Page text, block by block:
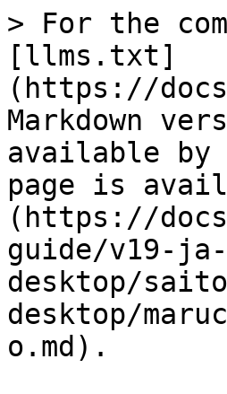
> For the
[llms.txt]
(https://
Markdown
available by
page is
(https://
guide/v19-
desktop/
desktop/
o.md).